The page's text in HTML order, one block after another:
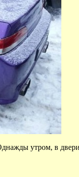
утром, в